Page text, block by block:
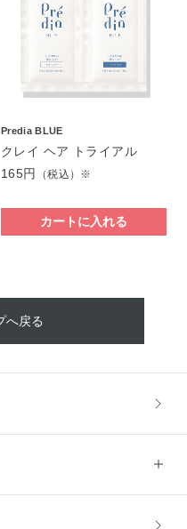
Predia BLUE
クレイ ヘア トライアル
165円
（税込）※
カートに入れる
へ戻る